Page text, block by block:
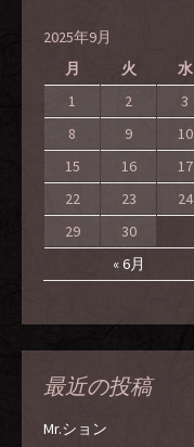
2025年9月
月
火 水
« 6月
1 2 3
8
9 10
15
16 17
22
23 24
29
30
最近の投稿
Mr.ション